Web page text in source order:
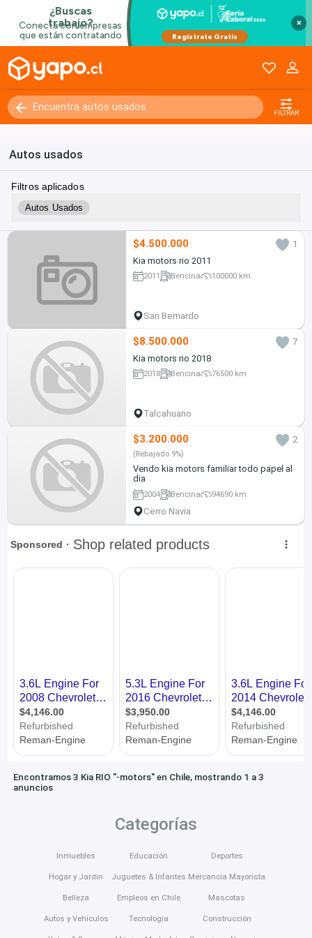
×
FILTRAR
Autos usados
Filtros aplicados
Autos Usados
$4.500.000
1
Kia motors rio 2011
2011 Bencina 100000 km
San Bernardo
$8.500.000
7
Kia motors rio 2018
2018 Bencina 76500 km
Talcahuano
$3.200.000 2
(Rebajado 9%)
Vendo kia motors familiar todo papel al
dia
2004 Bencina 94690 km
Cerro Navia
Encontramos 3 Kia RIO "-motors" en Chile, mostrando 1 a 3
anuncios
Categorías
Inmuebles
Hogar y Jardín
Belleza
Autos y Vehículos
Educación
Juguetes & Infantes
Empleos en Chile
Tecnología
Deportes
Mercancía Mayorista
Mascotas
Construcción